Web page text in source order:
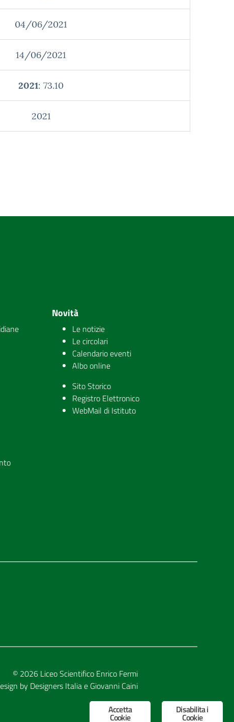
04/06/2021
14/06/2021
2021: 73.10
2021
Novità
Le notizie
Le circolari
Calendario eventi
Albo online
Sito Storico
Registro Elettronico
WebMail di Istituto
© 2026 Liceo Scientifico Enrico Fermi
by Designers Italiae Giovanni Caini
Disabilita i
Cookie
Accetta
Cookie